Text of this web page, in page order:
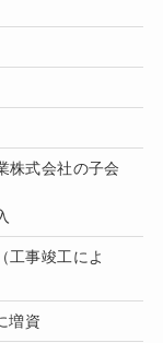
株式会社の子会
工事竣工によ
増資